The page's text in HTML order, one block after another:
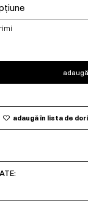
adaugă în lista de